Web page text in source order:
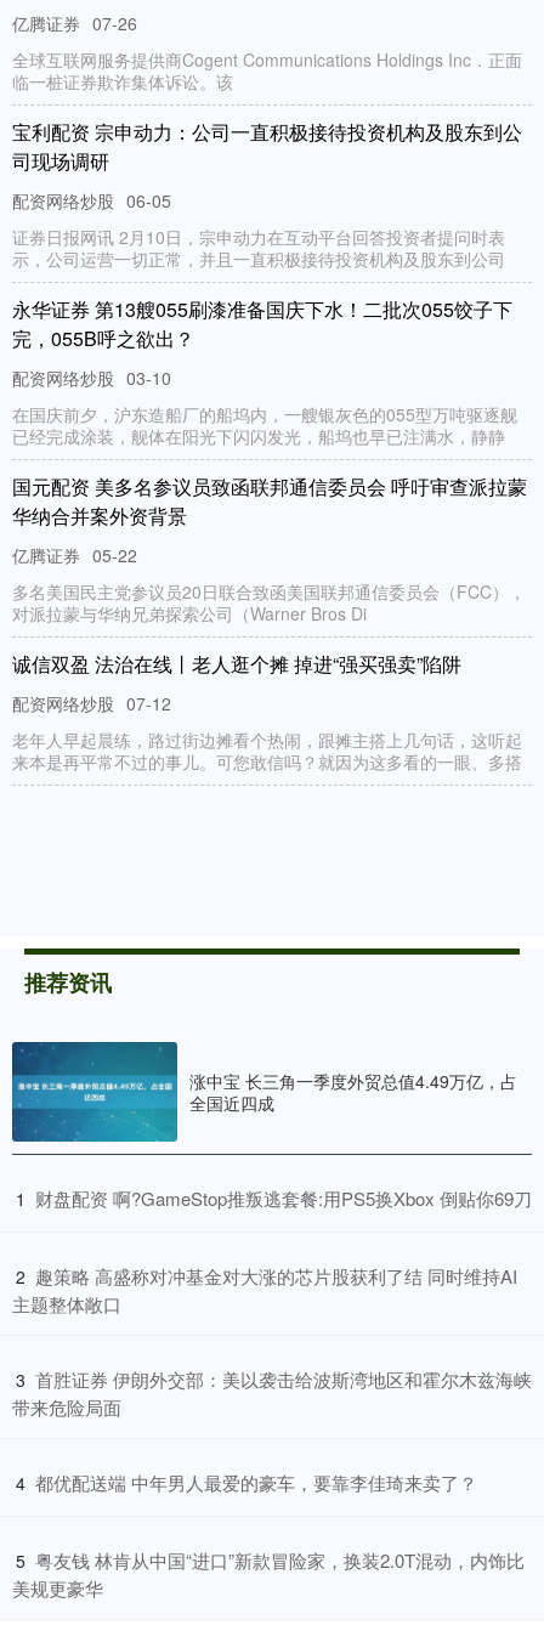
亿腾证券 07-26
全球互联网服务提供商Cogent Communications Holdings Inc．正面
临一桩证券欺诈集体诉讼。该
宝利配资 宗申动力：公司一直积极接待投资机构及股东到公
司现场调研
配资网络炒股 06-05
证券日报网讯 2月10日，宗申动力在互动平台回答投资者提问时表
示，公司运营一切正常，并且一直积极接待投资机构及股东到公司
永华证券 第13艘055刷漆准备国庆下水！二批次055饺子下
完，055B呼之欲出？
配资网络炒股 03-10
在国庆前夕，沪东造船厂的船坞内，一艘银灰色的055型万吨驱逐舰
已经完成涂装，舰体在阳光下闪闪发光，船坞也早已注满水，静静
国元配资 美多名参议员致函联邦通信委员会 呼吁审查派拉蒙
华纳合并案外资背景
亿腾证券 05-22
多名美国民主党参议员20日联合致函美国联邦通信委员会（FCC），
对派拉蒙与华纳兄弟探索公司（Warner Bros Di
诚信双盈 法治在线丨老人逛个摊 掉进“强买强卖”陷阱
配资网络炒股 07-12
老年人早起晨练，路过街边摊看个热闹，跟摊主搭上几句话，这听起
来本是再平常不过的事儿。可您敢信吗？就因为这多看的一眼、多搭
推荐资讯
涨中宝 长三角一季度外贸总值4.49万亿，占
全国近四成
1 ​财盘配资 啊?GameStop推叛逃套餐:用PS5换Xbox 倒贴你69刀
2 ​趣策略 高盛称对冲基金对大涨的芯片股获利了结 同时维持AI
主题整体敞口
3 ​首胜证券 伊朗外交部：美以袭击给波斯湾地区和霍尔木兹海峡
带来危险局面
4 ​都优配送端 中年男人最爱的豪车，要靠李佳琦来卖了？
5 ​粤友钱 林肯从中国“进口”新款冒险家，换装2.0T混动，内饰比
美规更豪华